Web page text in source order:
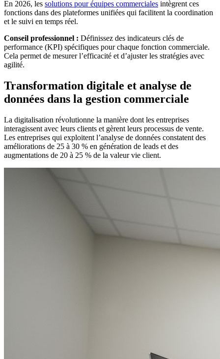
En 2026, les solutions pour équipes commerciales intègrent ces
fonctions dans des plateformes unifiées qui facilitent la coordination
et le suivi en temps réel.
Conseil professionnel : Définissez des indicateurs clés de
performance (KPI) spécifiques pour chaque fonction commerciale.
Cela permet de mesurer l’efficacité et d’ajuster les stratégies avec
agilité.
Transformation digitale et analyse de
données dans la gestion commerciale
La digitalisation révolutionne la manière dont les entreprises
interagissent avec leurs clients et gèrent leurs processus de vente.
Les entreprises qui exploitent l’analyse de données constatent des
améliorations de 25 à 30 % en génération de leads et des
augmentations de 20 à 25 % de la valeur vie client.